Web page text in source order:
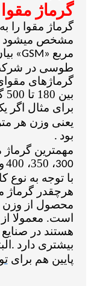
گرماژ
گرماژ مقوا را
مشخص میشود و
مربع «GSM»
طوسی در
گرماژهای
برای مثال اگر
یعنی وزن هر
بود .
مهمترین گرماژ مقوای
300، 350، 400
با توجه به نوع
هرچقدر
محصول از وزن
است. معمولا از
هستند در
بیشتری دارد .
پایین هم برای